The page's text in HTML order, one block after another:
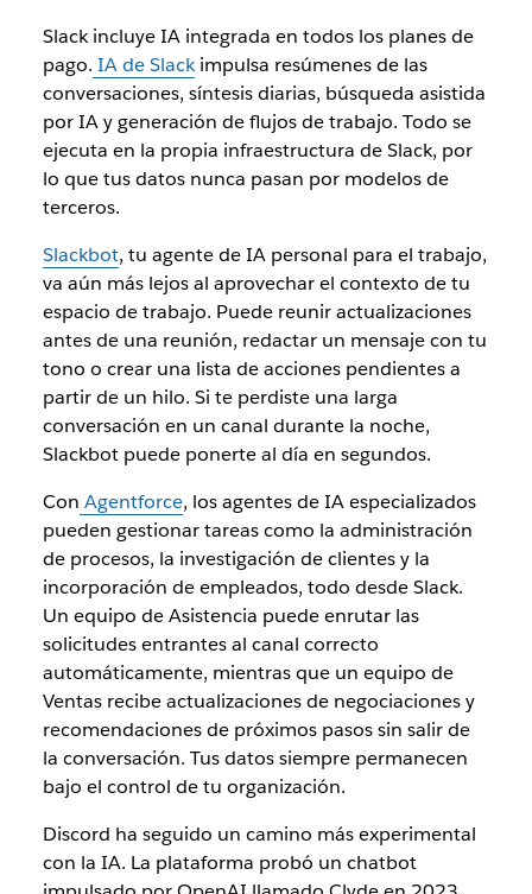
Slack incluye IA integrada en todos los planes de
pago. IA de Slackimpulsa resúmenes de las
conversaciones, síntesis diarias, búsqueda asistida
por IA y generación de flujos de trabajo. Todo se
ejecuta en la propia infraestructura de Slack, por
lo que tus datos nunca pasan por modelos de
terceros.
Slackbot, tu agente de IA personal para el trabajo,
va aún más lejos al aprovechar el contexto de tu
espacio de trabajo. Puede reunir actualizaciones
antes de una reunión, redactar un mensaje con tu
tono o crear una lista de acciones pendientes a
partir de un hilo. Si te perdiste una larga
conversación en un canal durante la noche,
Slackbot puede ponerte al día en segundos.
Con Agentforce, los agentes de IA especializados
pueden gestionar tareas como la administración
de procesos, la investigación de clientes y la
incorporación de empleados, todo desde Slack.
Un equipo de Asistencia puede enrutar las
solicitudes entrantes al canal correcto
automáticamente, mientras que un equipo de
Ventas recibe actualizaciones de negociaciones y
recomendaciones de próximos pasos sin salir de
la conversación. Tus datos siempre permanecen
bajo el control de tu organización.
Discord ha seguido un camino más experimental
con la IA. La plataforma probó un chatbot